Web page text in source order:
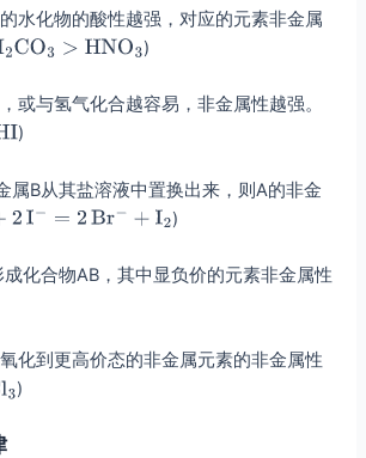
水化物的酸性越强，对应的元素非金属
)
或与氢气化合越容易，非金属性越强。
)
属B从其盐溶液中置换出来，则A的非金
)
化合物AB，其中显负价的元素非金属性
化到更高价态的非金属元素的非金属性
)